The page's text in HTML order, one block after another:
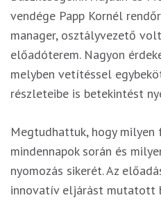
vendége Papp Kornél
manager, osztályvezető
előadóterem. Nagyon
melyben vetítéssel
részleteibe is betekintést
Megtudhattuk, hogy
mindennapok során és
nyomozás sikerét. Az
innovatív eljárást mutatott